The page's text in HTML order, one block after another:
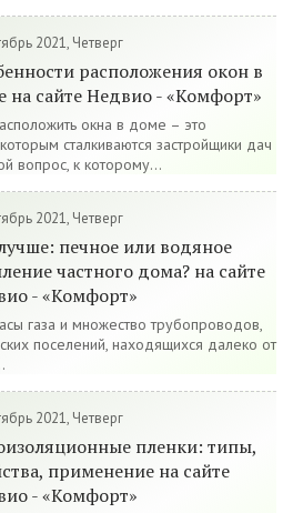
2021, Четверг
расположения окон в
на сайте Недвио - «Комфорт»
окна в доме – это
сталкиваются застройщики дач
вопрос, к которому...
2021, Четверг
печное или водяное
частного дома? на сайте
- «Комфорт»
газа и множество трубопроводов,
поселений, находящихся далеко от
2021, Четверг
пленки: типы,
применение на сайте
- «Комфорт»